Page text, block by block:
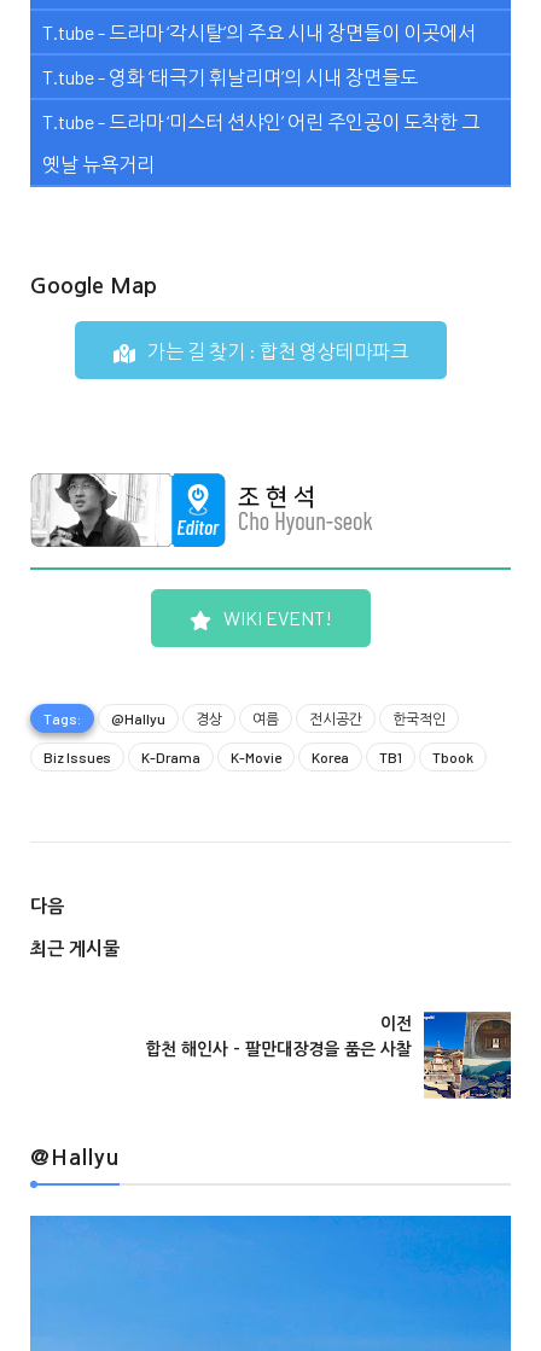
T.tube - 드라마 ‘각시탈’의 주요 시내 장면들이 이곳에서
T.tube - 영화 ‘태극기 휘날리며’의 시내 장면들도
T.tube - 드라마 ‘미스터 션샤인’ 어린 주인공이 도착한 그
옛날 뉴욕거리
Google Map
가는 길 찾기 : 합천 영상테마파크
WIKI EVENT!
Tags: @Hallyu 경상 여름 전시공간 한국적인
Biz Issues K-Drama K-Movie Korea TB1 Tbook
다음
최근 게시물
이전
합천 해인사 - 팔만대장경을 품은 사찰
@Hallyu